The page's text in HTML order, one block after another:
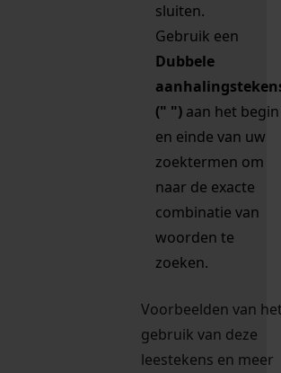
sluiten.
Gebruik een
Dubbele
(" ") aan het begin
en einde van uw
zoektermen om
naar de exacte
combinatie van
woorden te
zoeken.
Voorbeelden van
gebruik van deze
leestekens en meer